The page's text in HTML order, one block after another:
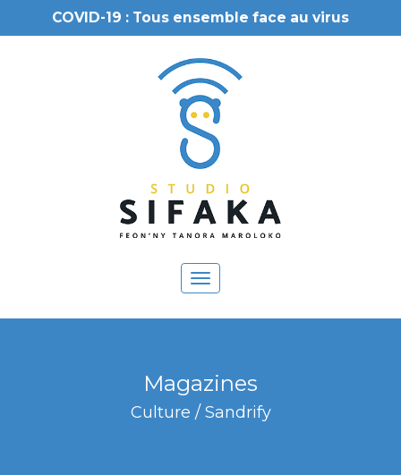
COVID-19 : Tous ensemble face au virus
Toggle
navigation
Magazines
Culture / Sandrify